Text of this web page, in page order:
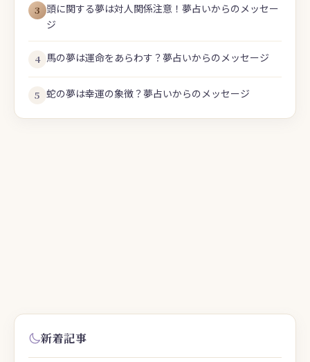
3 頭に関する夢は対人関係注意！夢占いからのメッセー
ジ
4 馬の夢は運命をあらわす？夢占いからのメッセージ
5 蛇の夢は幸運の象徴？夢占いからのメッセージ
新着記事